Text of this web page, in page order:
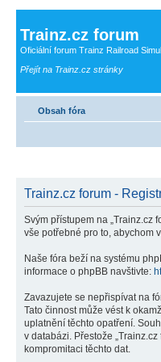
Trainz.cz forum
Oficiální forum Trainz Railroad
Přejít na Trainz.cz stránky
Obsah fóra
Trainz.cz forum -
Svým přístupem na „Trainz.cz
vše potřebné pro to, abychom
Naše fóra beží na systému
informace o phpBB navštivte:
Zavazujete se nepřispívat na
Tato činnost může vést k
uplatnění těchto opatření.
v databázi. Přestože
kompromitaci těchto dat.